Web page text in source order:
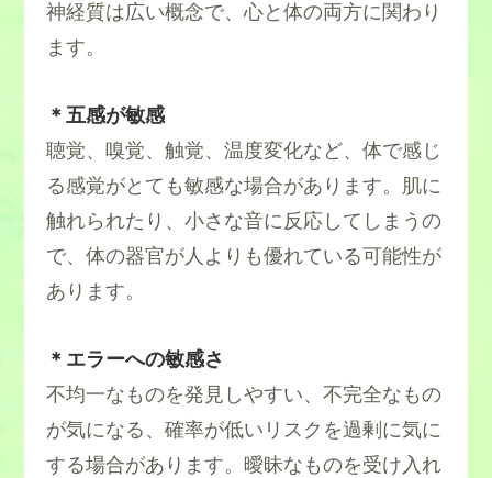
神経質は広い概念で、心と体の両方に関わり
ます。
＊五感が敏感
聴覚、嗅覚、触覚、温度変化など、体で感じ
る感覚がとても敏感な場合があります。肌に
触れられたり、小さな音に反応してしまうの
で、体の器官が人よりも優れている可能性が
あります。
＊ エラーへの敏感さ
不均一なものを発見しやすい、不完全なもの
が気になる、確率が低いリスクを過剰に気に
する場合があります。曖昧なものを受け入れ